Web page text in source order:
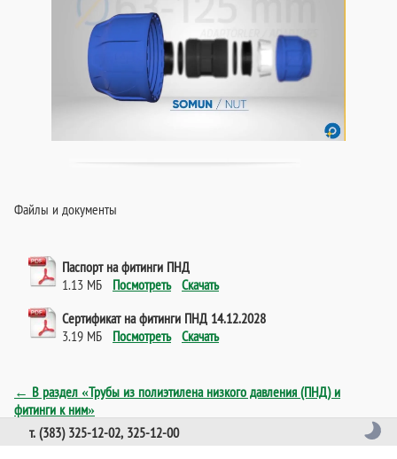
Файлы и документы
Паспорт на фитинги ПНД
1.13 МБ Посмотреть Скачать
Сертификат на фитинги ПНД 14.12.2028
3.19 МБ Посмотреть Скачать
← В раздел «Трубы из полиэтилена низкого давления (ПНД) и
фитинги к ним»
т. (383) 325-12-02, 325-12-00